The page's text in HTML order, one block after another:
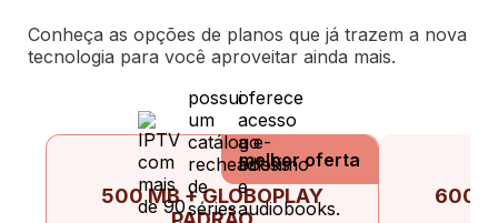
Conheça as opções de planos que já trazem a nova
tecnologia para você aproveitar ainda mais.
melhor oferta
500 MB + GLOBOPLAY
600